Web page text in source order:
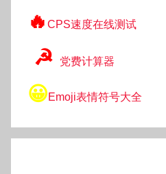
🔥 CPS速度在线测试
☭ 党费计算器
😀Emoji表情符号大全